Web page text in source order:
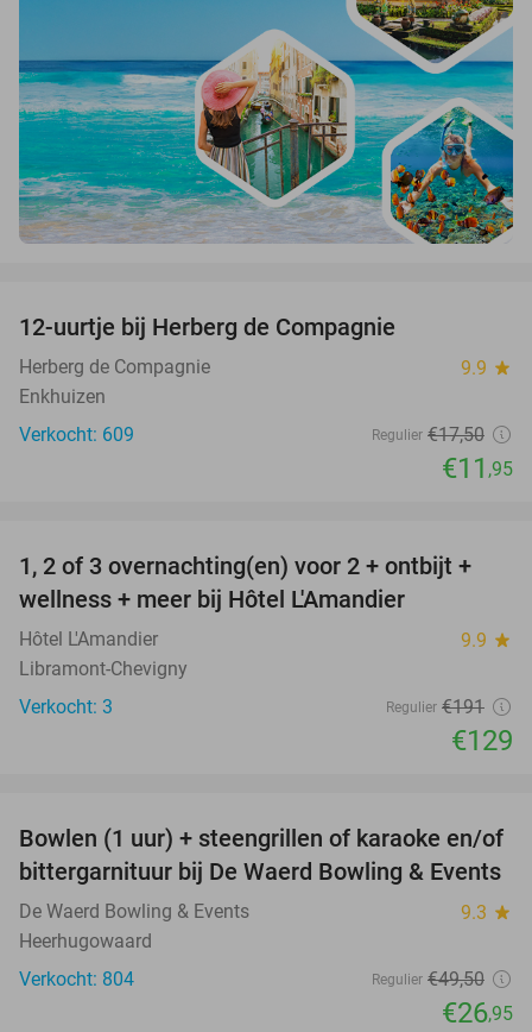
12-uurtje bij Herberg de Compagnie
Herberg de Compagnie 9.9 star
Enkhuizen
Verkocht: 609
Regulier €17,50
€11 ,95
32%
TODAY
1, 2 of 3 overnachting(en) voor 2 + ontbijt +
wellness + meer bij Hôtel L'Amandier
Hôtel L'Amandier 9.9 star
Libramont-Chevigny
Verkocht: 3
Regulier €191
€129
46%
Bowlen (1 uur) + steengrillen of karaoke en/of
bittergarnituur bij De Waerd Bowling & Events
De Waerd Bowling & Events 9.3 star
Heerhugowaard
Verkocht: 804
Regulier €49,50
€26,95